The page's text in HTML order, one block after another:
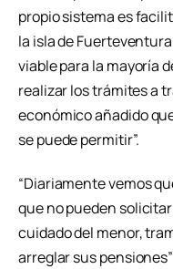
propio sistema es
la isla de
viable para la mayoría
realizar los trámites a
económico añadido
se puede permitir”.
“Diariamente vemos
que no pueden
cuidado del menor,
arreglar sus